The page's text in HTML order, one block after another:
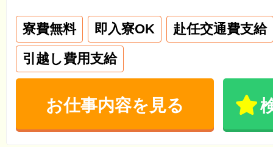
寮費無料 即入寮OK
赴任交通費支給
引越し費用支給
お仕事内容を見る